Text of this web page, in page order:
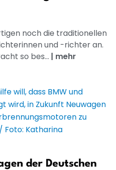
noch die traditionellen
und -richter an.
so bes... | mehr
der Deutschen